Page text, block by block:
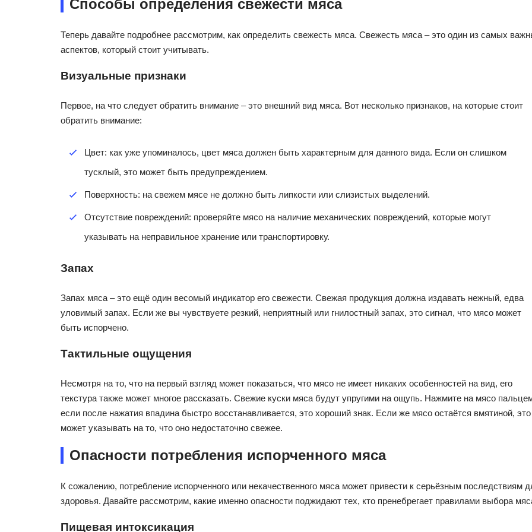
Способы определения свежести мяса
Теперь давайте подробнее рассмотрим, как определить свежесть мяса. Свежесть мяса – это один из самых
аспектов, который стоит учитывать.
Визуальные признаки
Первое, на что следует обратить внимание – это внешний вид мяса. Вот несколько признаков, на которые стоит
обратить внимание:
Цвет: как уже упоминалось, цвет мяса должен быть характерным для данного вида. Если он слишком
тусклый, это может быть предупреждением.
Поверхность: на свежем мясе не должно быть липкости или слизистых выделений.
Отсутствие повреждений: проверяйте мясо на наличие механических повреждений, которые могут
указывать на неправильное хранение или транспортировку.
Запах
Запах мяса – это ещё один весомый индикатор его свежести. Свежая продукция должна издавать нежный, едва
уловимый запах. Если же вы чувствуете резкий, неприятный или гнилостный запах, это сигнал, что мясо может
быть испорчено.
Тактильные ощущения
Несмотря на то, что на первый взгляд может показаться, что мясо не имеет никаких особенностей на вид, его
текстура также может многое рассказать. Свежие куски мяса будут упругими на ощупь. Нажмите на мясо
если после нажатия впадина быстро восстанавливается, это хороший знак. Если же мясо остаётся вмятиной, это
может указывать на то, что оно недостаточно свежее.
Опасности потребления испорченного мяса
К сожалению, потребление испорченного или некачественного мяса может привести к серьёзным последствиям
здоровья. Давайте рассмотрим, какие именно опасности поджидают тех, кто пренебрегает правилами выбора
Пищевая интоксикация